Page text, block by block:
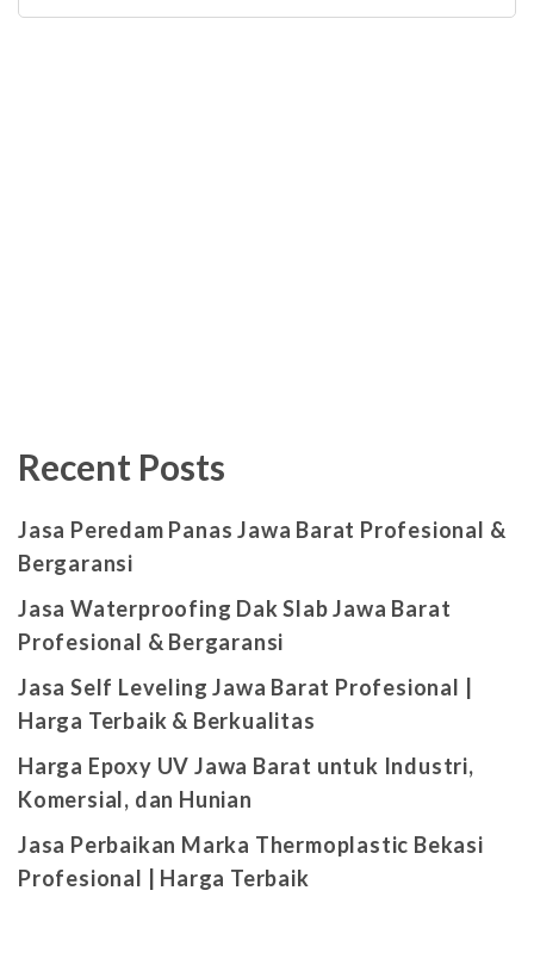
for:
Recent Posts
Jasa Peredam Panas Jawa Barat Profesional &
Bergaransi
Jasa Waterproofing Dak Slab Jawa Barat
Profesional & Bergaransi
Jasa Self Leveling Jawa Barat Profesional |
Harga Terbaik & Berkualitas
Harga Epoxy UV Jawa Barat untuk Industri,
Komersial, dan Hunian
Jasa Perbaikan Marka Thermoplastic Bekasi
Profesional | Harga Terbaik